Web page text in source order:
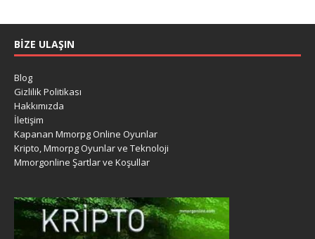
BIZE ULAŞIN
Blog
Gizlilik Politikası
Hakkımızda
İletişim
Kapanan Mmorpg Online Oyunlar
Kripto, Mmorpg Oyunlar ve Teknoloji
Mmorgonline Şartlar ve Koşullar